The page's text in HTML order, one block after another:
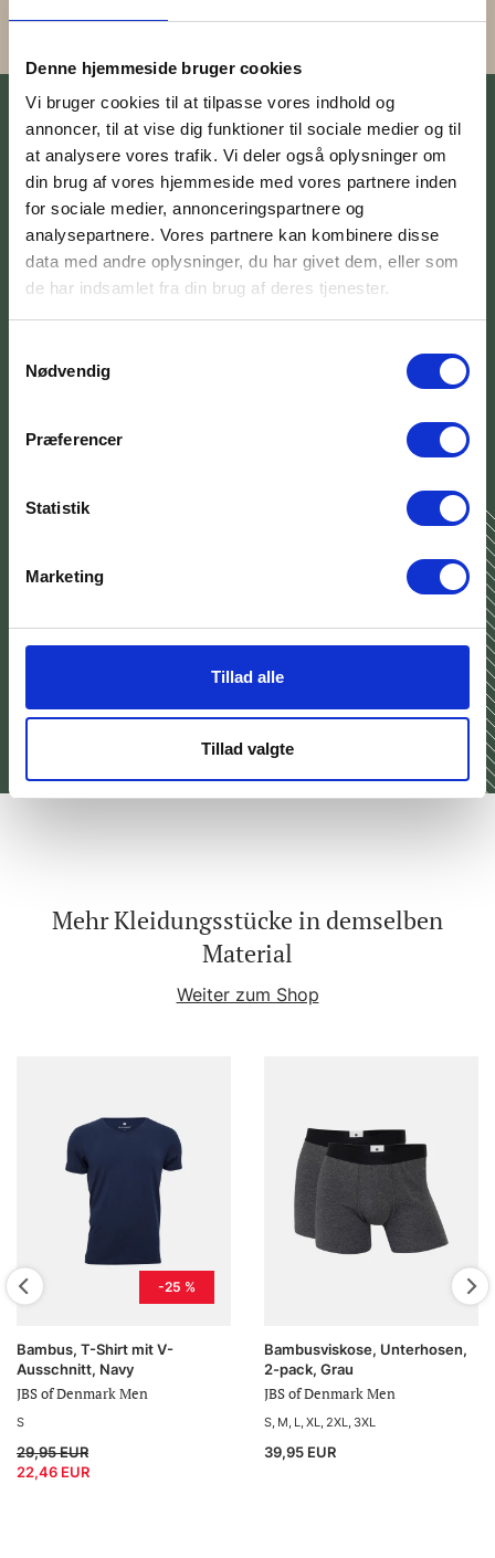
Denne hjemmeside bruger cookies
Vi bruger cookies til at tilpasse vores indhold og
annoncer, til at vise dig funktioner til sociale medier og til
at analysere vores trafik. Vi deler også oplysninger om
din brug af vores hjemmeside med vores partnere inden
for sociale medier, annonceringspartnere og
analysepartnere. Vores partnere kan kombinere disse
data med andre oplysninger, du har givet dem, eller som
de har indsamlet fra din brug af deres tjenester.
Nødvendig
Præferencer
Statistik
Marketing
Tillad alle
Tillad valgte
Dieses Bambusprodukt ist FSC®-
zertifiziert (FSC-C160308)
Der Forest Stewardship Council (FSC®) ist eine internationale
gemeinnützige Organisation mit mehreren Interessengruppen, die
zur Förderung einer verantwortungsvollen Bewirtschaftung der
Wälder der Welt gegründet wurde. In einem FSC®-zertifizierten
Schulungen, Sicherheitsausrüstungen und anständige Löhne
Lesen Sie mehr über FSC®
Mehr Kleidungsstücke in demselben
Material
Weiter zum Shop
-25 %
Bambus, T-Shirt mit V-
Ausschnitt, Navy
JBS of Denmark Men
S
29,95 EUR
22,46 EUR
Bambusviskose, Unterhosen,
2-pack, Grau
JBS of Denmark Men
S M L XL 2XL 3XL
39,95 EUR